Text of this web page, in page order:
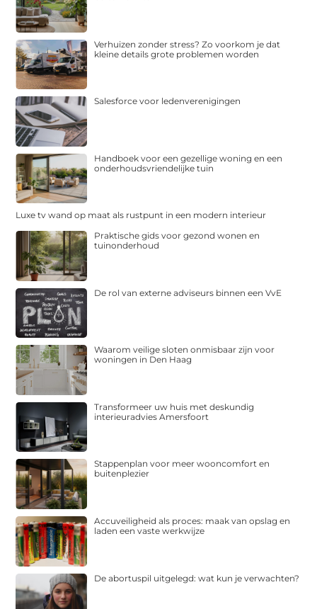
Verhuizen zonder stress? Zo voorkom je dat
kleine details grote problemen worden
Salesforce voor ledenverenigingen
Handboek voor een gezellige woning en een
onderhoudsvriendelijke tuin
Luxe tv wand op maat als rustpunt in een modern interieur
Praktische gids voor gezond wonen en
tuinonderhoud
De rol van externe adviseurs binnen een VvE
Waarom veilige sloten onmisbaar zijn voor
woningen in Den Haag
Transformeer uw huis met deskundig
interieuradvies Amersfoort
Stappenplan voor meer wooncomfort en
buitenplezier
Accuveiligheid als proces: maak van opslag en
laden een vaste werkwijze
De abortuspil uitgelegd: wat kun je verwachten?